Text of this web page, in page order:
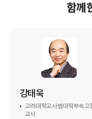
함께
강태욱
고려대학교사범대학부속고
교사